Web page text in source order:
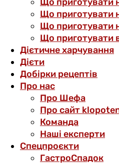
Що приготувати
Що приготувати
Що приготувати
Дієтичне харчування
Дієти
Добірки рецептів
Про нас
Про Шефа
Про сайт
Команда
Наші експерти
Спецпроєкти
ГастроСпадок